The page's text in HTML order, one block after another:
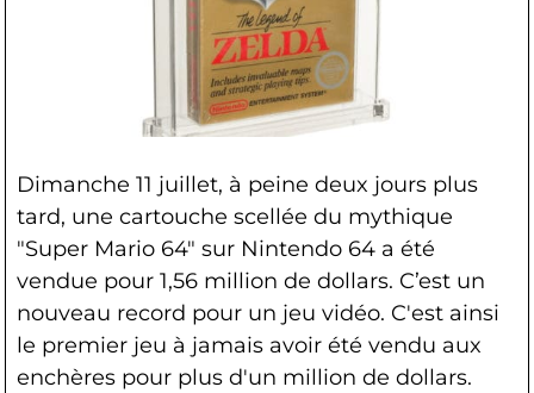
Dimanche 11 juillet, à peine deux jours plus
tard, une cartouche scellée du mythique
"Super Mario 64" sur Nintendo 64 a été
vendue pour 1,56 million de dollars. C’est un
nouveau record pour un jeu vidéo. C'est ainsi
le premier jeu à jamais avoir été vendu aux
enchères pour plus d'un million de dollars.